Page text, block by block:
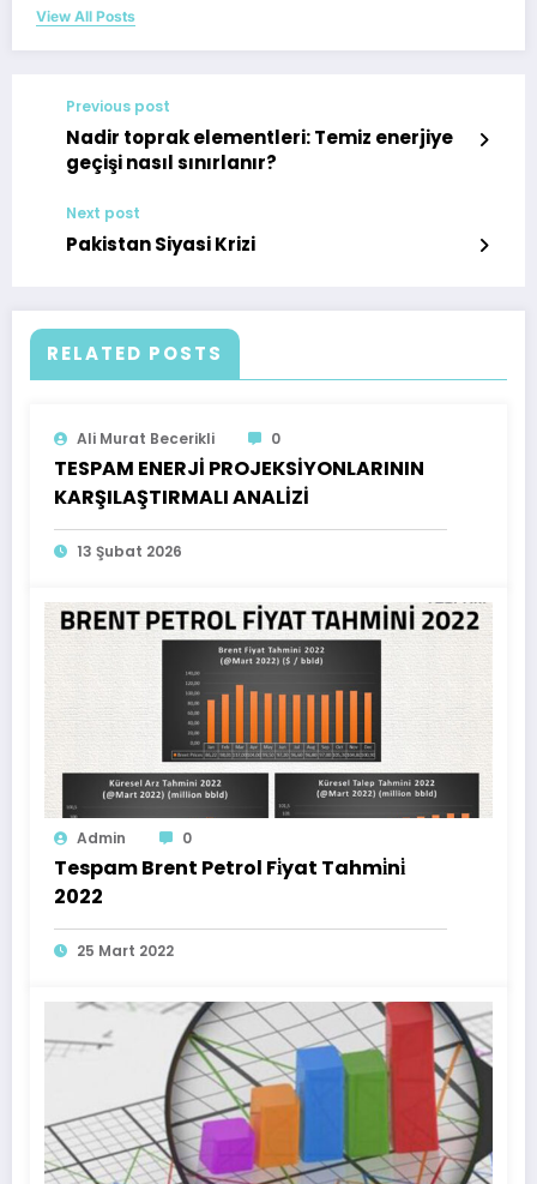
View All Posts
Previous post
Nadir toprak elementleri: Temiz enerjiye
geçişi nasıl sınırlanır?
Next post
Pakistan Siyasi Krizi
RELATED POSTS
Ali Murat Becerikli 0
TESPAM ENERJİ PROJEKSİYONLARININ
KARŞILAŞTIRMALI ANALİZİ
13 Şubat 2026
Admin 0
Tespam Brent Petrol Fi̇yat Tahmi̇ni̇
2022
25 Mart 2022